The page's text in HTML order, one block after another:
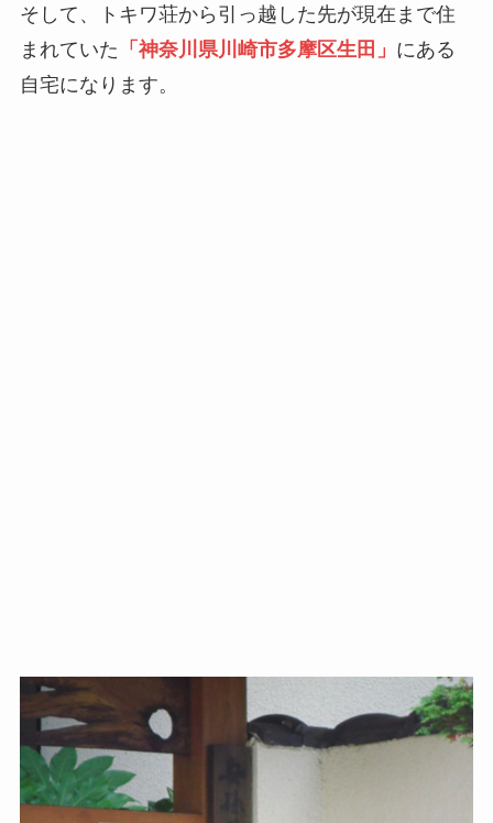
そして、トキワ荘から引っ越した先が現在まで住
まれていた 「神奈川県川崎市多摩区生田」 にある
自宅になります。